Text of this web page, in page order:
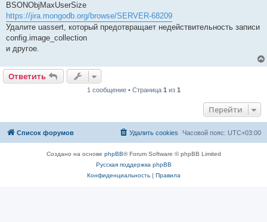
BSONObjMaxUserSize
https://jira.mongodb.org/browse/SERVER-68209
Удалите uassert, который предотвращает недействительность записи
config.image_collection
и другое.
Ответить
1 сообщение • Страница 1 из 1
Перейти
Список форумов Часовой пояс: UTC+03:00
Удалить cookies
Создано на основе phpBB® Forum Software © phpBB Limited
Русская поддержка phpBB
Конфиденциальность| Правила